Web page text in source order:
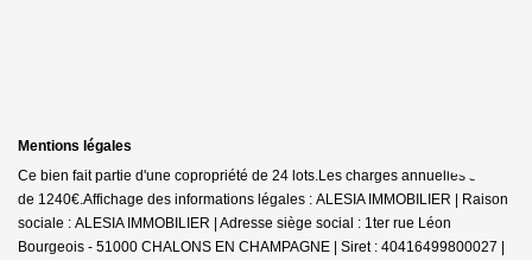
Mentions légales
Ce bien fait partie d'une copropriété de 24 lots.Les charges annuelles sont
de 1240€.Affichage des informations légales : ALESIA IMMOBILIER | Raison
sociale : ALESIA IMMOBILIER | Adresse siège social : 1ter rue Léon
Bourgeois - 51000 CHALONS EN CHAMPAGNE | Siret : 40416499800027 |